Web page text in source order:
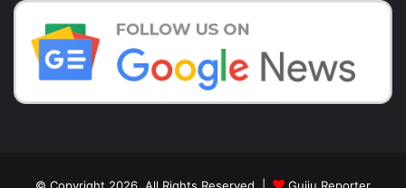
© Copyright 2026, All Rights Reserved | Gujju Reporter